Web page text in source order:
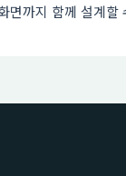
면까지 함께 설계할